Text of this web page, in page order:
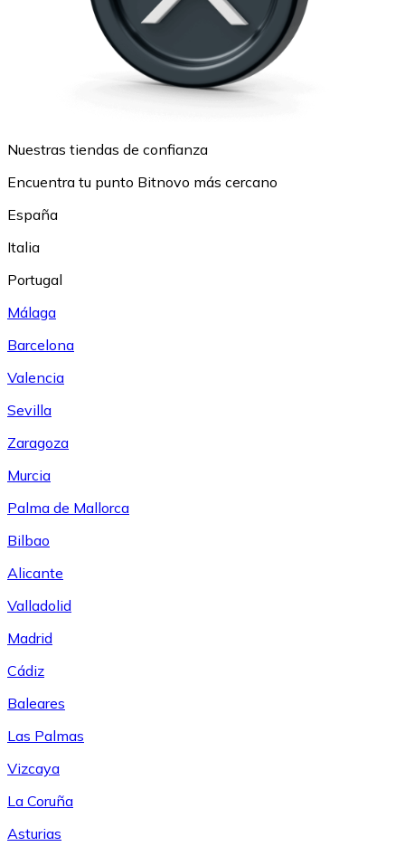
Nuestras tiendas de confianza
Encuentra tu punto Bitnovo más cercano
España
Italia
Portugal
Málaga
Barcelona
Valencia
Sevilla
Zaragoza
Murcia
Palma de Mallorca
Bilbao
Alicante
Valladolid
Madrid
Cádiz
Baleares
Las Palmas
Vizcaya
La Coruña
Asturias